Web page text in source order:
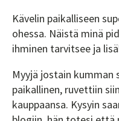
Kävelin paikalliseen
ohessa. Näistä minä
ihminen tarvitsee ja
Myyjä jostain
paikallinen, ruvettiin
kauppaansa. Kysyin